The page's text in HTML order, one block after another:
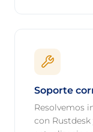
Soporte
Resolvemos
con